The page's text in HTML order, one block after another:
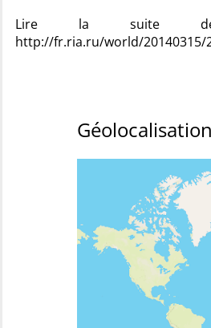
Lire la suite
http://fr.ria.ru/world/20140315/
Géolocalisation